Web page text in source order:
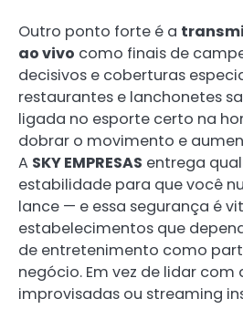
Outro ponto forte é a
ao vivo como finais de
decisivos e coberturas
restaurantes e lanchonetes
ligada no esporte certo na
dobrar o movimento e
A SKY EMPRESAS entrega
estabilidade para que você
lance — e essa segurança é
estabelecimentos que
de entretenimento como
negócio. Em vez de lidar com
improvisadas ou streaming